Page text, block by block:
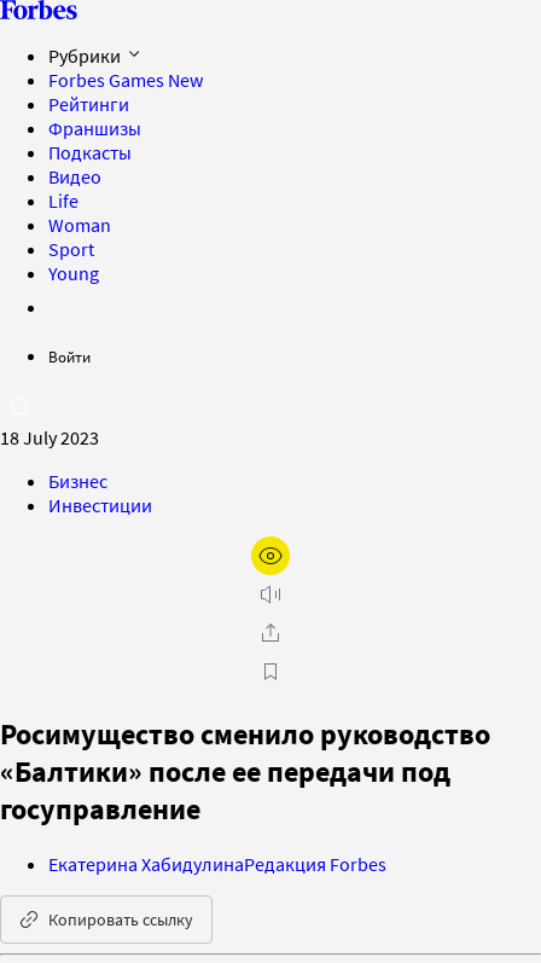
Рубрики
Forbes Games New
Рейтинги
Франшизы
Подкасты
Видео
Life
Woman
Sport
Young
Войти
18 July 2023
Бизнес
Инвестиции
Росимущество сменило руководство
«Балтики» после ее передачи под
госуправление
Екатерина ХабидулинаРедакция Forbes
Копировать ссылку